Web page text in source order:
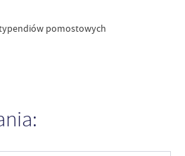
pomostowych